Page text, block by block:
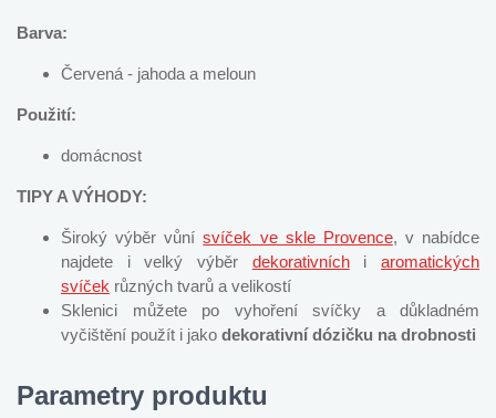
Barva:
Červená - jahoda a meloun
Použití:
domácnost
TIPY A VÝHODY:
Široký výběr vůnísvíček ve skle Provence, v nabídce
najdete i velký výběr dekorativníchiaromatických
svíček různých tvarů a velikostí
Sklenici můžete po vyhoření svíčky a důkladném
vyčištění použít i jako dekorativní dózičku na drobnosti
Parametry produktu